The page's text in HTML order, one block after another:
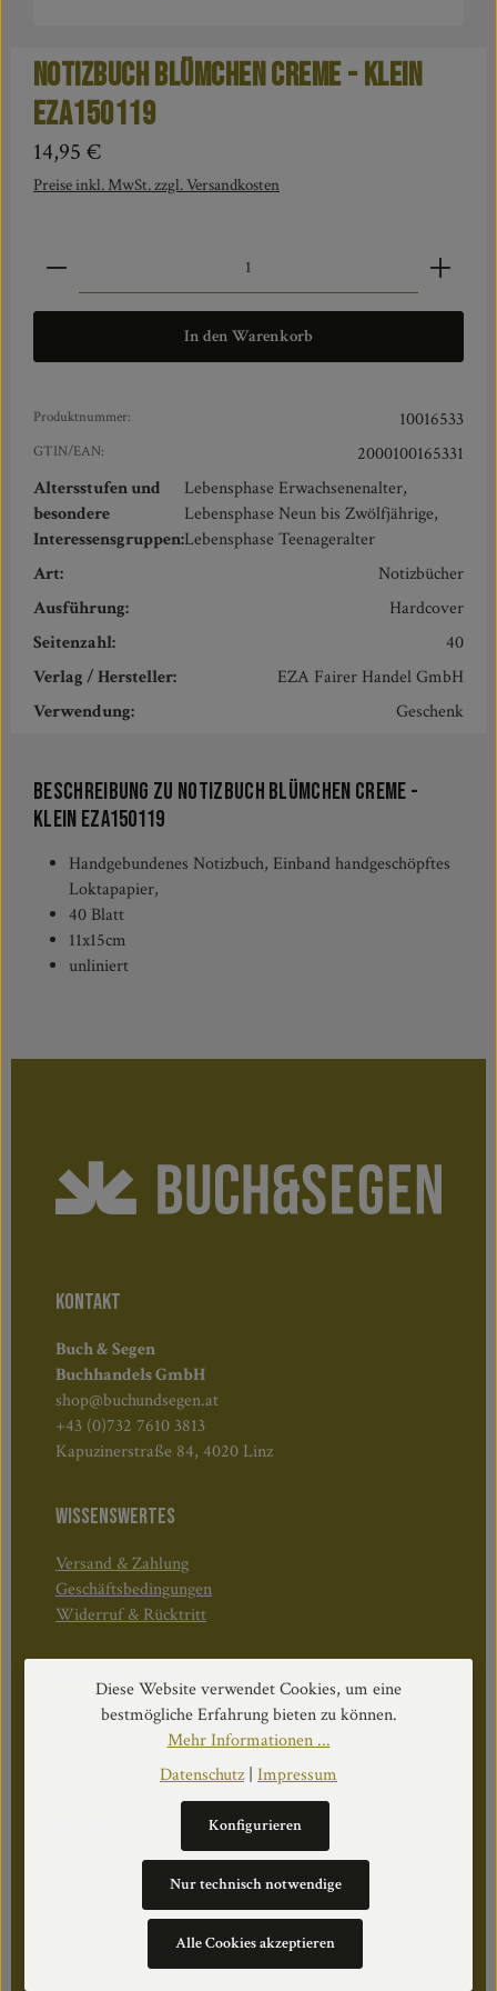
NOTIZBUCH Blümchen creme - klein
EZA150119
Regulärer Preis:
14,95 €
Preise inkl. MwSt. zzgl. Versandkosten
Produkt Anzahl: Gib den gewünschten Wert ein oder
In den Warenkorb
Produktnummer: 10016533
GTIN/EAN:
2000100165331
Altersstufen und
besondere
Interessensgruppen:
Lebensphase Erwachsenenalter,
Lebensphase Neun bis Zwölfjährige,
Lebensphase Teenageralter
Art:
Notizbücher
Ausführung:
Hardcover
Seitenzahl:
40
Verlag / Hersteller:
EZA Fairer Handel GmbH
Verwendung:
Geschenk
Beschreibung zu NOTIZBUCH Blümchen creme -
klein EZA150119
Handgebundenes Notizbuch, Einband handgeschöpftes
Loktapapier,
40 Blatt
11x15cm
unliniert
KONTAKT
Buch & Segen
Buchhandels GmbH
shop@buchundsegen.at
+43 (0)732 7610 3813
Kapuzinerstraße 84, 4020 Linz
WISSENSWERTES
Versand & Zahlung
Geschäftsbedingungen
Widerruf & Rücktritt
Mo–Do: 08:30–17:00 Uhr
Fr: 08:30–12:30 Uhr
Cookie Einstellungen
Diese Website verwendet Cookies, um eine
bestmögliche Erfahrung bieten zu können.
Mehr Informationen ...
Datenschutz| Impressum
Nur technisch notwendige
Konfigurieren
Alle Cookies akzeptieren